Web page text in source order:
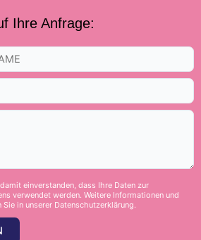
Ihre Anfrage:
einverstanden, dass Ihre Daten zur
verwendet werden. Weitere Informationen und
in unserer Datenschutzerklärung.